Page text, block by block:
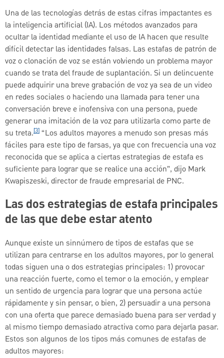
Una de las tecnologías detrás de estas cifras impactantes es
la inteligencia artificial (IA). Los métodos avanzados para
ocultar la identidad mediante el uso de IA hacen que resulte
difícil detectar las identidades falsas. Las estafas de patrón de
voz o clonación de voz se están volviendo un problema mayor
cuando se trata del fraude de suplantación. Si un delincuente
puede adquirir una breve grabación de voz ya sea de un video
en redes sociales o haciendo una llamada para tener una
conversación breve e inofensiva con una persona, puede
generar una imitación de la voz para utilizarla como parte de
su treta.[3] “Los adultos mayores a menudo son presas más
fáciles para este tipo de farsas, ya que con frecuencia una voz
reconocida que se aplica a ciertas estrategias de estafa es
suficiente para lograr que se realice una acción”, dijo Mark
Kwapiszeski, director de fraude empresarial de PNC.
Las dos estrategias de estafa principales
de las que debe estar atento
Aunque existe un sinnúmero de tipos de estafas que se
utilizan para centrarse en los adultos mayores, por lo general
todas siguen una o dos estrategias principales: 1) provocar
una reacción fuerte, como el temor o la emoción, y emplear
un sentido de urgencia para lograr que una persona actúe
rápidamente y sin pensar, o bien, 2) persuadir a una persona
con una oferta que parece demasiado buena para ser verdad y
al mismo tiempo demasiado atractiva como para dejarla pasar.
Estos son algunos de los tipos más comunes de estafas de
adultos mayores: